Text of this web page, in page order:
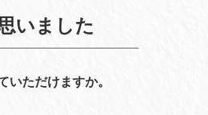
いました
ただけますか。